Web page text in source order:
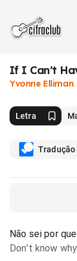
If I Can't
Yvonne Elliman
Letra
Tradução
Não sei por que
Don't know why